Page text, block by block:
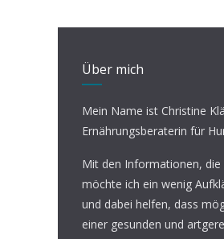
Über mich
Mein Name ist Christine
Ernährungsberaterin für
Mit den Informationen, die
möchte ich ein wenig
und dabei helfen, dass
einer gesunden und